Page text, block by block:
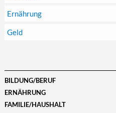
Ernährung
Geld
BILDUNG/BERUF
ERNÄHRUNG
FAMILIE/HAUSHALT